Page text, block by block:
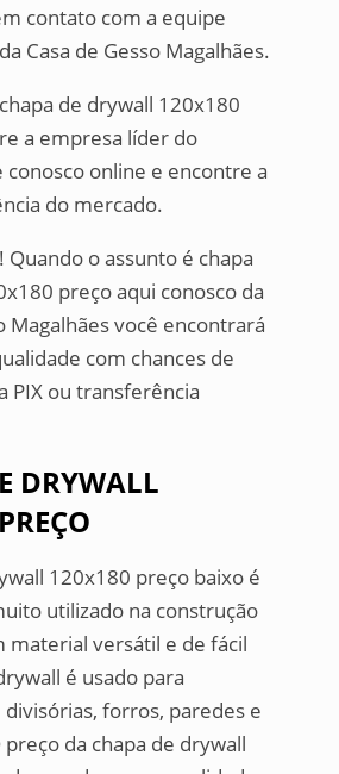
contato com a equipe
Casa de Gesso Magalhães.
de drywall 120x180
a empresa líder do
conosco online e encontre a
do mercado.
Quando o assunto é chapa
preço aqui conosco da
Magalhães você encontrará
com chances de
PIX ou transferência
DRYWALL
120x180 preço baixo é
utilizado na construção
material versátil e de fácil
é usado para
forros, paredes e
da chapa de drywall